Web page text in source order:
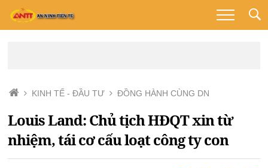
KINH TẾ - ĐẦU TƯ ĐỒNG HÀNH CÙNG DN
Louis Land: Chủ tịch HĐQT xin từ
nhiệm, tái cơ cấu loạt công ty con